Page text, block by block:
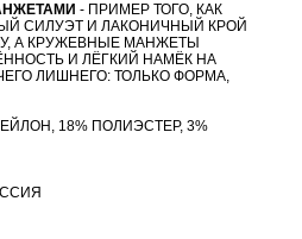
- ПРИМЕР ТОГО, КАК
СИЛУЭТ И ЛАКОНИЧНЫЙ КРОЙ
А КРУЖЕВНЫЕ МАНЖЕТЫ
И ЛЁГКИЙ НАМЁК НА
ЛИШНЕГО: ТОЛЬКО ФОРМА,
18% ПОЛИЭСТЕР, 3%